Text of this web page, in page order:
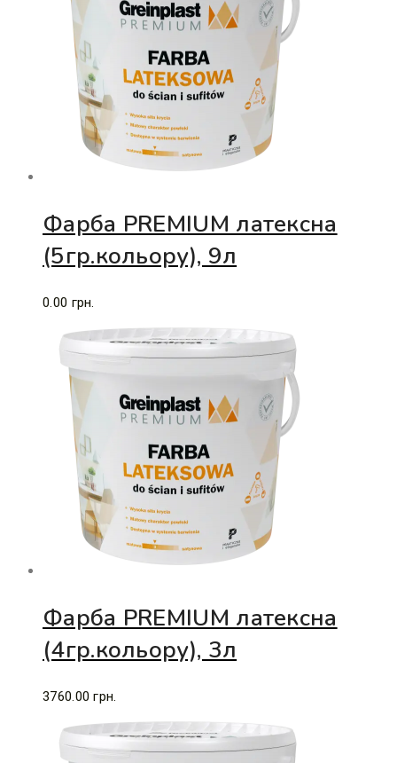
Фарба PREMIUM латексна
(5гр.кольору), 9л
0.00 грн.
Фарба PREMIUM латексна
(4гр.кольору), 3л
3760.00 грн.